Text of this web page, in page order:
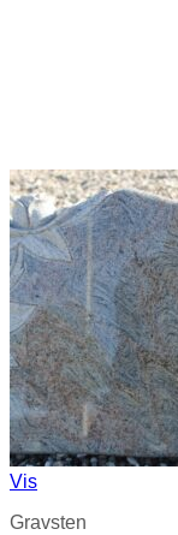
Vis
Gravsten